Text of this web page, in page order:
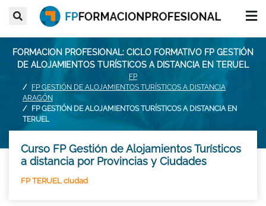
FORMACION PROFESIONAL: CICLO FORMATIVO FP GESTIÓN
DE ALOJAMIENTOS TURÍSTICOS A DISTANCIA EN TERUEL
FP
FP GESTIÓN DE ALOJAMIENTOS TURÍSTICOS A DISTANCIA
ARAGÓN
FP GESTIÓN DE ALOJAMIENTOS TURÍSTICOS A DISTANCIA EN
TERUEL
Curso FP Gestión de Alojamientos Turísticos
a distancia por Provincias y Ciudades
FP TERUEL ciudad